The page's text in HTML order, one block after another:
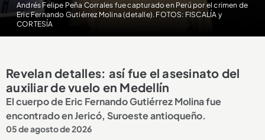
Andrés Felipe Peña Corrales fue capturado en Perú por el crimen de
Eric Fernando Gutiérrez Molina (detalle). FOTOS: FISCALÍA y
CORTESÍA
Revelan detalles: así fue el asesinato del
auxiliar de vuelo en Medellín
El cuerpo de Eric Fernando Gutiérrez Molina fue
encontrado en Jericó, Suroeste antioqueño.
05 de agosto de 2026